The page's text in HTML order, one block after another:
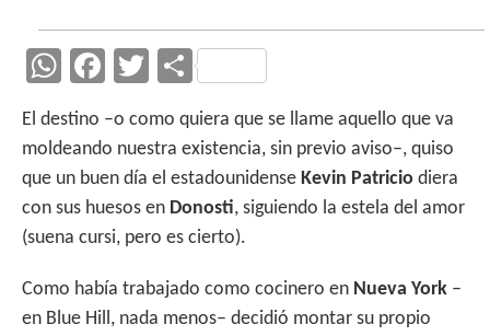
W
h
at
s
A
p
p
F
e
b
o
o
k
T
itt
er
C
o
m
p
ar
ti
r
El destino –o como quiera que se llame aquello que va
moldeando nuestra existencia, sin previo aviso–, quiso
que un buen día el estadounidense Kevin Patricio diera
con sus huesos en Donosti, siguiendo la estela del amor
(suena cursi, pero es cierto).
Como había trabajado como cocinero en Nueva York –
en Blue Hill, nada menos– decidió montar su propio